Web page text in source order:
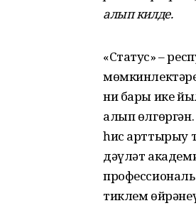
алып килде.
«Статус» –
ни бары ике
алып
һис арттырыу
дәүләт
тиклем